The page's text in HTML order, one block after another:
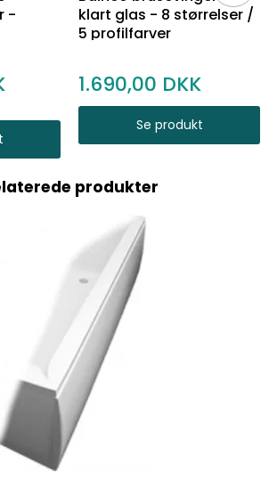
-
klart glas - 8 størrelser /
5 profilfarver
1.690,00
Se produkt
produkter